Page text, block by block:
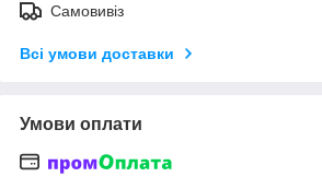
Самовивіз
Всі умови доставки
Умови оплати